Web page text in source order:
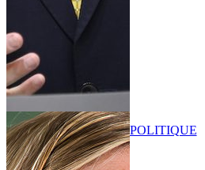
POLITIQUE